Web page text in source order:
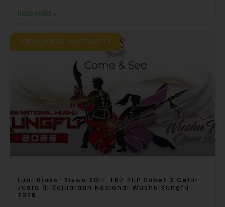
READ MORE »
AIRLANGGA HARTARTO
Luar Biasa! Siswa SDIT TBZ PHP Sabet 3 Gelar
Juara di Kejuaraan Nasional Wushu Kungfu
2026